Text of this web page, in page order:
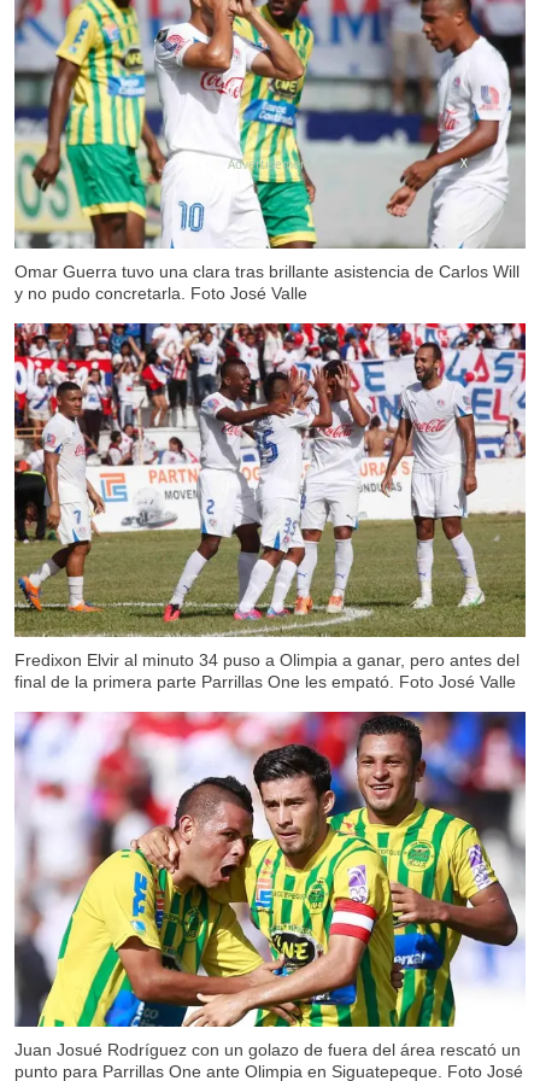
Omar Guerra tuvo una clara tras brillante asistencia de Carlos Will
y no pudo concretarla. Foto José Valle
Fredixon Elvir al minuto 34 puso a Olimpia a ganar, pero antes del
final de la primera parte Parrillas One les empató. Foto José Valle
Juan Josué Rodríguez con un golazo de fuera del área rescató un
punto para Parrillas One ante Olimpia en Siguatepeque. Foto José
X